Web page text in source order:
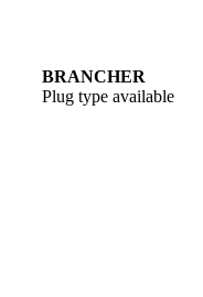
BRANCHER
Plug type available